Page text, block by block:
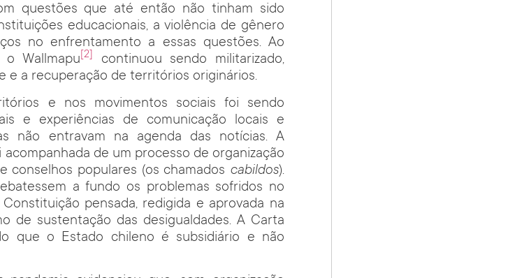
questões que até então não tinham sido
educacionais, a violência de gênero
no enfrentamento a essas questões. Ao
Wallmapu [2]
continuou sendo militarizado,
e a recuperação de territórios originários.
e nos movimentos sociais foi sendo
e experiências de comunicação locais e
não entravam na agenda das notícias. A
de um processo de organização
conselhos populares (os chamados cabildos).
a fundo os problemas sofridos no
pensada, redigida e aprovada na
de sustentação das desigualdades. A Carta
que o Estado chileno é subsidiário e não